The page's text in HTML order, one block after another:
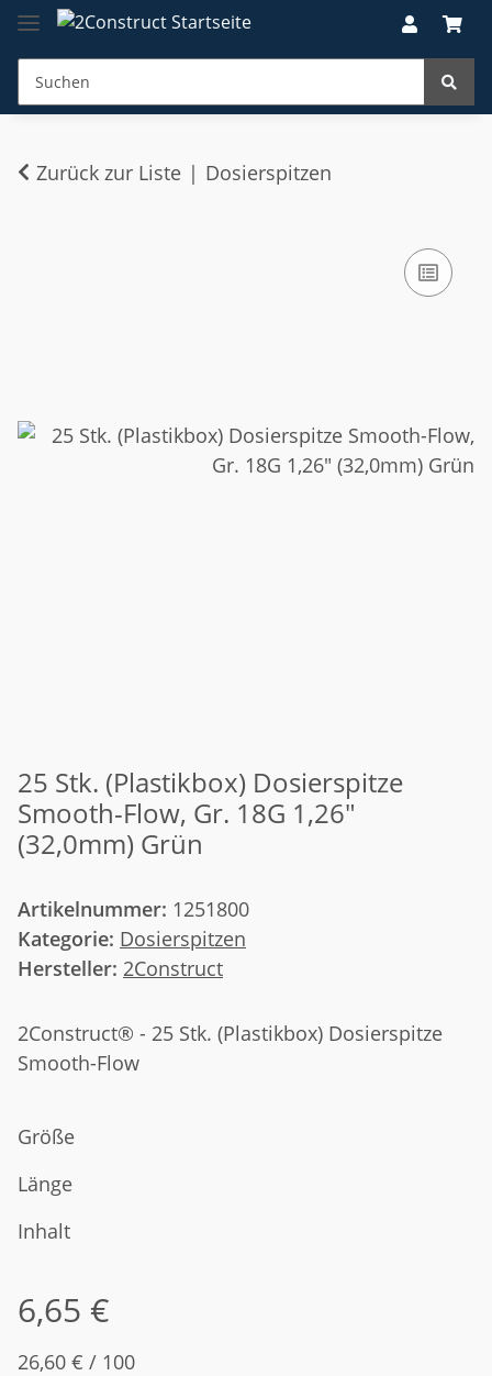
Zurück zur Liste Dosierspitzen
25 Stk. (Plastikbox) Dosierspitze
Smooth-Flow, Gr. 18G 1,26"
(32,0mm) Grün
Artikelnummer: 1251800
Kategorie: Dosierspitzen
Hersteller: 2Construct
2Construct® - 25 Stk. (Plastikbox) Dosierspitze
Smooth-Flow
Größe
Länge
Inhalt
6,65 €
26,60 € / 100